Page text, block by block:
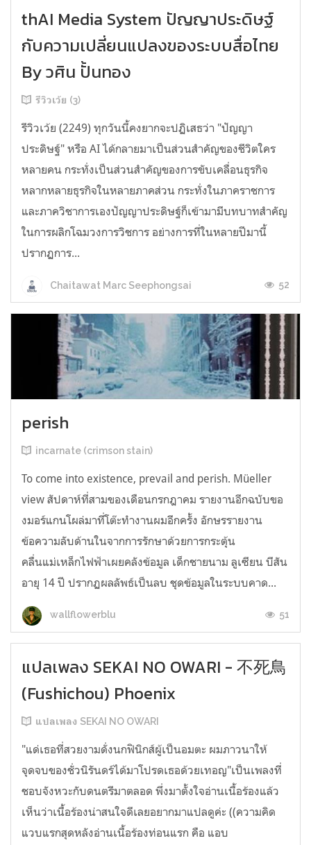
thAI Media System ปัญญาประดิษฐ์
กับความเปลี่ยนแปลงของระบบสื่อไทย
By วศิน ปั้นทอง
รีวิวเว้ย (3)
รีวิวเว้ย (2249) ทุกวันนี้คงยากจะปฏิเสธว่า "ปัญญา
ประดิษฐ์" หรือ AI ได้กลายมาเป็นส่วนสำคัญของชีวิตใคร
หลายคน กระทั่งเป็นส่วนสำคัญของการขับเคลื่อนธุรกิจ
หลากหลายธุรกิจในหลายภาคส่วน กระทั่งในภาคราชการ
และภาควิชาการเองปัญญาประดิษฐ์ก็เข้ามามีบทบาทสำคัญ
ในการผลิกโฉมวงการวิชการ อย่างการที่ในหลายปีมานี้
ปรากฏการ...
Chaitawat Marc Seephongsai 52
perish
incarnate (crimson stain)
To come into existence, prevail and perish. Müeller
view สัปดาห์ที่สามของเดือนกรกฎาคม รายงานอีกฉบับขอ
งมอร์แกนโผล่มาที่โต๊ะทำงานผมอีกครั้ง อักษรรายงาน
ข้อความลับด้านในจากการรักษาด้วยการกระตุ้น
คลื่นแม่เหล็กไฟฟ้าเผยคลังข้อมูล เด็กชายนาม ลูเซียน บีสัน
อายุ 14 ปี ปรากฏผลลัพธ์เป็นลบ ชุดข้อมูลในระบบคาด...
wallflowerblu 51
แปลเพลง SEKAI NO OWARI - 不死鳥
(Fushichou) Phoenix
แปลเพลง SEKAI NO OWARI
"แด่เธอที่สวยงามดั่งนกฟินิกส์ผู้เป็นอมตะ ผมภาวนาให้
จุดจบของชั่วนิรันดร์ได้มาโปรดเธอด้วยเทอญ"เป็นเพลงที่
ชอบจังหวะกับดนตรีมาตลอด พึ่งมาตั้งใจอ่านเนื้อร้องแล้ว
เห็นว่าเนื้อร้องน่าสนใจดีเลยอยากมาแปลดูค่ะ ((ความคิด
แวบแรกสุดหลังอ่านเนื้อร้องท่อนแรก คือ แอบ